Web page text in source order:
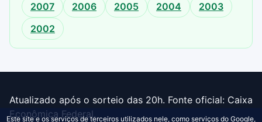
2007
2006 2005 2004
2003
2002
Atualizado após o sorteio das 20h. Fonte oficial: Caixa
Econômica Federal.
Este site e os serviços de terceiros utilizados nele, como serviços do Google,